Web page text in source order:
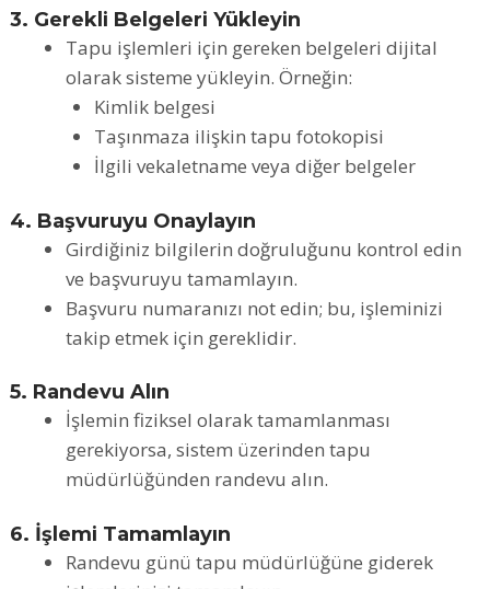
3. Gerekli Belgeleri Yükleyin
Tapu işlemleri için gereken belgeleri dijital
olarak sisteme yükleyin. Örneğin:
Kimlik belgesi
Taşınmaza ilişkin tapu fotokopisi
İlgili vekaletname veya diğer belgeler
4. Başvuruyu Onaylayın
Girdiğiniz bilgilerin doğruluğunu kontrol edin
ve başvuruyu tamamlayın.
Başvuru numaranızı not edin; bu, işleminizi
takip etmek için gereklidir.
5. Randevu Alın
İşlemin fiziksel olarak tamamlanması
gerekiyorsa, sistem üzerinden tapu
müdürlüğünden randevu alın.
6. İşlemi Tamamlayın
Randevu günü tapu müdürlüğüne giderek